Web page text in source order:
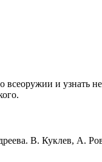
и узнать
В. Куклев, А.